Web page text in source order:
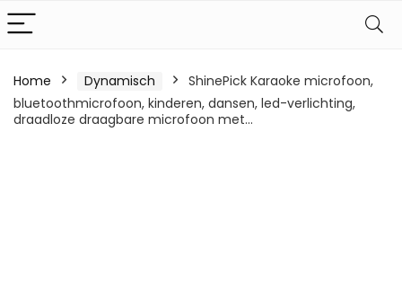
Home Dynamisch
ShinePick Karaoke microfoon,
bluetoothmicrofoon, kinderen, dansen, led-verlichting,
draadloze draagbare microfoon met…